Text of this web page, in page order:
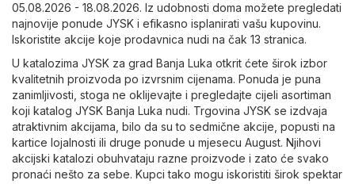
05.08.2026 - 18.08.2026. Iz udobnosti doma možete pregledati
najnovije ponude JYSK i efikasno isplanirati vašu kupovinu.
Iskoristite akcije koje prodavnica nudi na čak 13 stranica.
U katalozima JYSK za grad Banja Luka otkrit ćete širok izbor
kvalitetnih proizvoda po izvrsnim cijenama. Ponuda je puna
zanimljivosti, stoga ne oklijevajte i pregledajte cijeli asortiman
koji katalog JYSK Banja Luka nudi. Trgovina JYSK se izdvaja
atraktivnim akcijama, bilo da su to sedmične akcije, popusti na
kartice lojalnosti ili druge ponude u mjesecu August. Njihovi
akcijski katalozi obuhvataju razne proizvode i zato će svako
pronaći nešto za sebe. Kupci tako mogu iskoristiti širok spektar